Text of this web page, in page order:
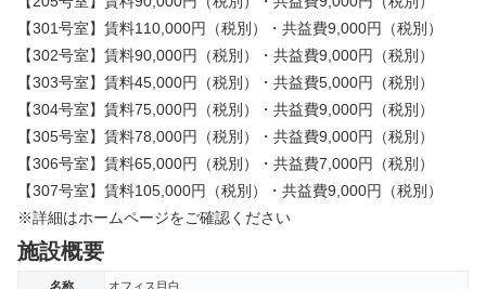
【301号室】賃料110,000円（税別）・共益費9,000円（税別）
【302号室】賃料90,000円（税別）・共益費9,000円（税別）
【303号室】賃料45 ,000円（税別）・共益費5 ,000円（税別）
【304号室】賃料75 ,000円（税別）・共益費9,000円（税別）
【305号室】賃料78 ,000円（税別）・共益費9,000円（税別）
【306号室】賃料65 ,000円（税別）・共益費7 ,000円（税別）
【307号室】賃料105 ,000円（税別）・共益費9,000円（税別）
※詳細はホームページをご確認ください
施設概要
名称 オフィス目白